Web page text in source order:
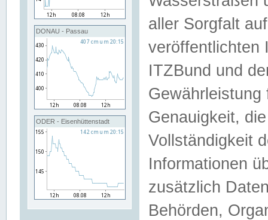
DONAU - Passau
ODER - Eisenhüttenstadt
aller Sorgfalt
veröffentlichten
ITZBund und
Genauigkeit,
Vollständigkeit
Informationen
zusätzlich
Behörden,